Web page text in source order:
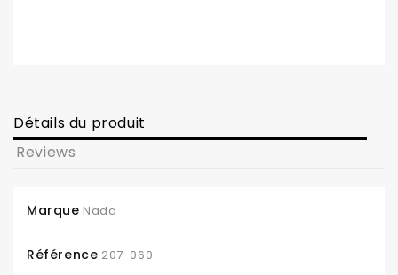
Détails du produit
Reviews
Marque Nada
Référence 207-060